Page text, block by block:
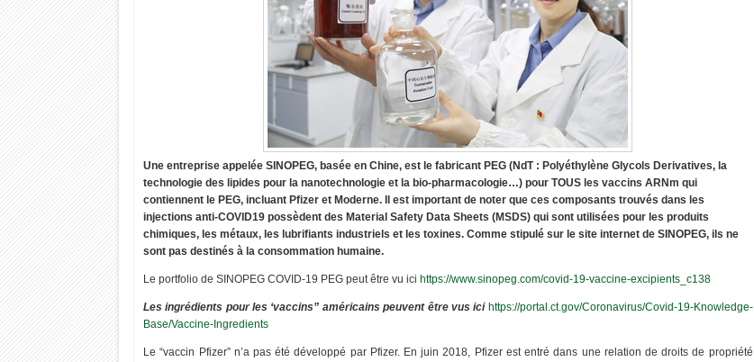
Une entreprise appelée SINOPEG, basée en Chine, est le fabricant PEG (NdT : Polyéthylène Glycols Derivatives, la
technologie des lipides pour la nanotechnologie et la bio-pharmacologie…) pour TOUS les vaccins ARNm qui
contiennent le PEG, incluant Pfizer et Moderne. Il est important de noter que ces composants trouvés dans les
injections anti-COVID19 possèdent des Material Safety Data Sheets (MSDS) qui sont utilisées pour les produits
chimiques, les métaux, les lubrifiants industriels et les toxines. Comme stipulé sur le site internet de SINOPEG, ils ne
sont pas destinés à la consommation humaine.
Le portfolio de SINOPEG COVID-19 PEG peut être vu ici https://www.sinopeg.com/covid-19-vaccine-excipients_c138
Les ingrédients pour les ‘vaccins” américains peuvent être vus ici https://portal.ct.gov/Coronavirus/Covid-19-Knowledge-
Base/Vaccine-Ingredients
Le “vaccin Pfizer” n’a pas été développé par Pfizer. En juin 2018, Pfizer est entré dans une relation de droits de propriété